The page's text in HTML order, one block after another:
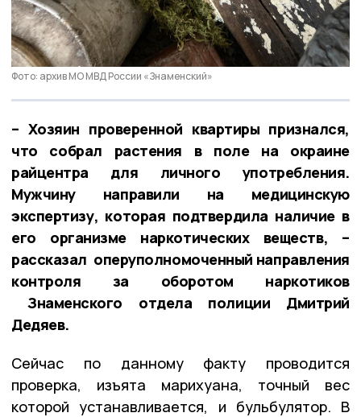
Фото: архив МО МВД России «Знаменский»
– Хозяин проверенной квартиры признался,
что собрал растения в поле на окраине
райцентра для личного употребления.
Мужчину направили на медицинскую
экспертизу, которая подтвердила наличие в
его организме наркотических веществ, –
рассказал оперуполномоченный направления
контроля за оборотом наркотиков
Знаменского отдела полиции Дмитрий
Дедяев.
Сейчас по данному факту проводится
проверка, изъята марихуана, точный вес
которой устанавливается, и бульбулятор. В